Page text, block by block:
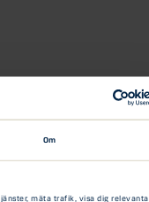
Om
mäta trafik, visa dig relevanta